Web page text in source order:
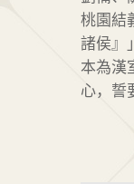
桃園結
諸侯』
本為漢
心，誓